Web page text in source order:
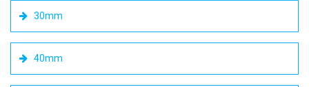
30mm
40mm